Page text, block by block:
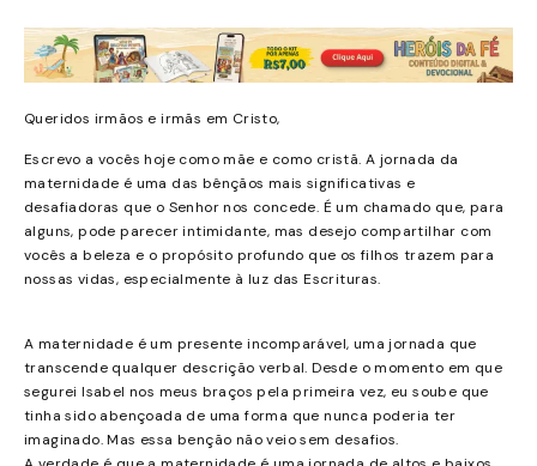
Queridos irmãos e irmãs em Cristo,
Escrevo a vocês hoje como mãe e como cristã. A jornada da
maternidade é uma das bênçãos mais significativas e
desafiadoras que o Senhor nos concede. É um chamado que, para
alguns, pode parecer intimidante, mas desejo compartilhar com
vocês a beleza e o propósito profundo que os filhos trazem para
nossas vidas, especialmente à luz das Escrituras.
A maternidade é um presente incomparável, uma jornada que
transcende qualquer descrição verbal. Desde o momento em que
segurei Isabel nos meus braços pela primeira vez, eu soube que
tinha sido abençoada de uma forma que nunca poderia ter
imaginado. Mas essa benção não veio sem desafios.